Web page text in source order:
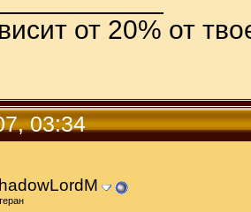
от 20% от
03:34